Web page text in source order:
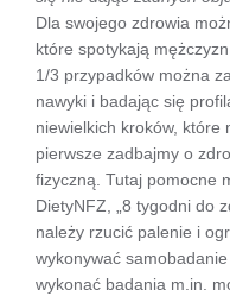
Dla swojego zdrowia
które spotykają
1/3 przypadków można
nawyki i badając się
niewielkich kroków, które
pierwsze zadbajmy o
fizyczną. Tutaj pomocne
DietyNFZ, „8 tygodni do
należy rzucić palenie i
wykonywać
wykonać badania m.in.